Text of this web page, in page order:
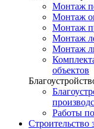
Монтаж
Монтаж
Монтаж
Монтаж
Монтаж
объектов
Работы
Строительство